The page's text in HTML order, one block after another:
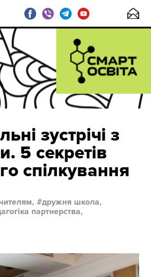
зустрічі з
5 секретів
спілкування
дружня школа,
партнерства,